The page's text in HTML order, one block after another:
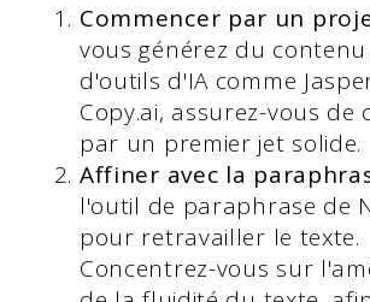
Commencer par un
vous générez du
d'outils d'IA comme
Copy.ai, assurez-vous de
par un premier jet solide.
Affiner avec la
l'outil de paraphrase de
pour retravailler le texte.
Concentrez-vous sur